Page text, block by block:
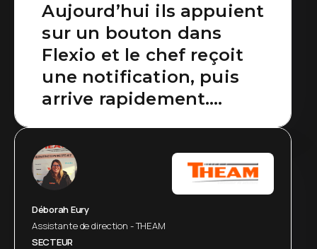
Aujourd’hui ils appuient
sur un bouton dans
Flexio et le chef reçoit
une notification, puis
arrive rapidement.
aller le chercher.
Déborah Eury
Assistante de direction - THEAM
SECTEUR